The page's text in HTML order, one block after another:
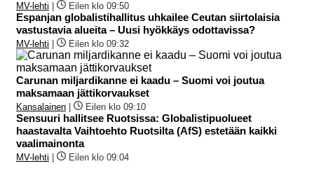
MV-lehti Eilen klo 09:50
Espanjan globalistihallitus uhkailee Ceutan siirtolaisia
vastustavia alueita – Uusi hyökkäys odottavissa?
MV-lehti Eilen klo 09:32
Carunan miljardikanne ei kaadu – Suomi voi joutua
maksamaan jättikorvaukset
Kansalainen Eilen klo 09:10
Sensuuri hallitsee Ruotsissa: Globalistipuolueet
haastavalta Vaihtoehto Ruotsilta (AfS) estetään kaikki
vaalimainonta
MV-lehti Eilen klo 09:04